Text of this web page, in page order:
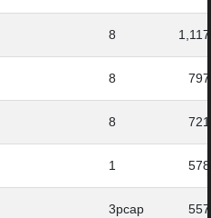
8 1,117
8 797
8 721
1 578
3pcap 557